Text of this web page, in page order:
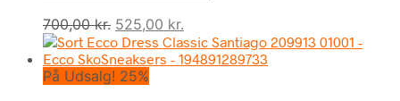
700,00kr. Den
oprindelige
pris
var:
525,00 kr.
aktuelle
pris
På Udsalg! 25%